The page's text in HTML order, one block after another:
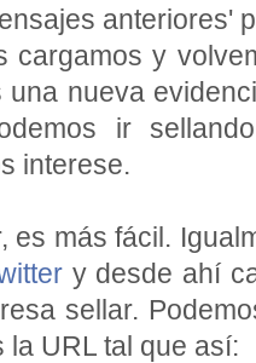
anteriores'
cargamos y
una nueva
ir
interese.
es más fácil.
y desde ahí
sellar.
la URL tal que así: